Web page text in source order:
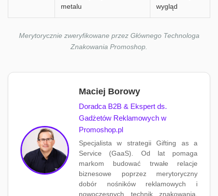
metalu
wygląd
Merytorycznie zweryfikowane przez Głównego Technologa
Znakowania Promoshop.
Maciej Borowy
Doradca B2B & Ekspert ds.
Gadżetów Reklamowych w
Promoshop.pl
Specjalista w strategii Gifting as a
Service (GaaS). Od lat pomaga
markom budować trwałe relacje
biznesowe poprzez merytoryczny
dobór nośników reklamowych i
nowoczesnych technik znakowania.